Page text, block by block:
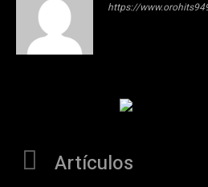
https://
Artículos